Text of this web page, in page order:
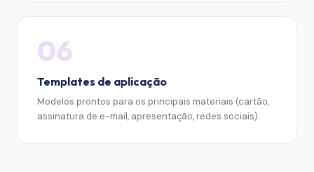
06
Templates de aplicação
Modelos prontos para os principais materiais (cartão,
assinatura de e-mail, apresentação, redes sociais).